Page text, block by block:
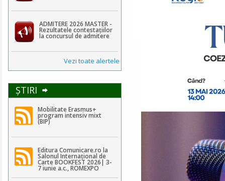
ADMITERE 2026 MASTER -
Rezultatele contestaţiilor
la concursul de admitere
Vezi toate alertele
ŞTIRI
Mobilitate Erasmus+
program intensiv mixt
(BIP)
Editura Comunicare.ro la
Salonul Internațional de
Carte BOOKFEST 2026| 3-
7 iunie a.c., ROMEXPO